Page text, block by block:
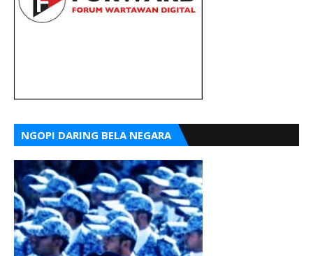
NGOPI DARING BELA NEGARA